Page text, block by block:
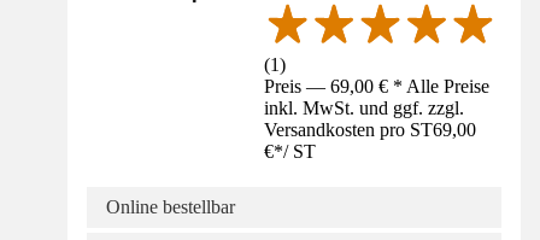
(1)
Preis — 69,00 € * Alle Preise
inkl. MwSt. und ggf. zzgl.
Versandkosten pro ST69,00
€*/ ST
Online bestellbar